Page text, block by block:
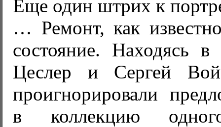
Еще один штрих к
… Ремонт, как
состояние. Находясь
Цеслер и Сергей
проигнорировали
в коллекцию